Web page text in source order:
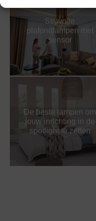
Stijlvolle
plafondlampen met
sensor
De beste lampen om
jouw inrichting in de
spotlight te zetten